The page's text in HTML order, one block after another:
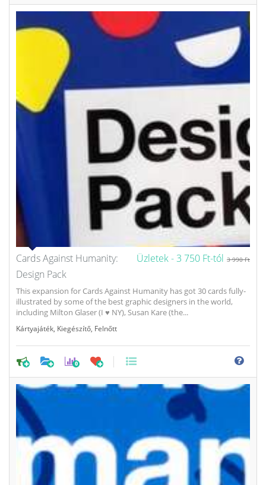
Üzletek -3 750 Ft-tól 3 990 Ft
Cards Against Humanity:
Design Pack
This expansion for Cards Against Humanity has got 30 cards fully-
illustrated by some of the best graphic designers in the world,
including Milton Glaser (I ♥ NY), Susan Kare (the...
Kártyajáték Kiegészítő Felnőtt
0